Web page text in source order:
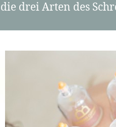
drei Arten des